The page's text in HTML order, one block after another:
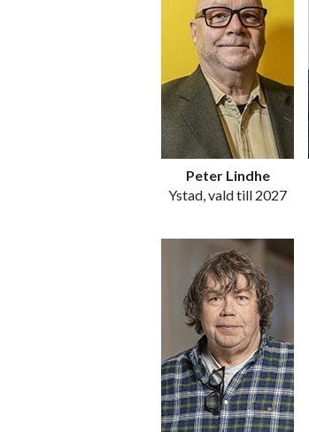
Peter Lindhe
Ystad, vald till 2027